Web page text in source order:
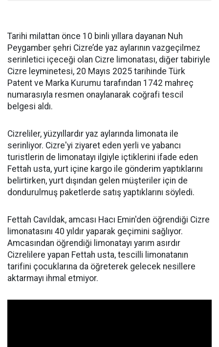
Tarihi milattan önce 10 binli yıllara dayanan Nuh
Peygamber şehri Cizre’de yaz aylarının vazgeçilmez
serinletici içeceği olan Cizre limonatası, diğer tabiriyle
Cizre leyminetesi, 20 Mayıs 2025 tarihinde Türk
Patent ve Marka Kurumu tarafından 1742 mahreç
numarasıyla resmen onaylanarak coğrafi tescil
belgesi aldı.
Cizreliler, yüzyıllardır yaz aylarında limonata ile
serinliyor. Cizre'yi ziyaret eden yerli ve yabancı
turistlerin de limonatayı ilgiyle içtiklerini ifade eden
Fettah usta, yurt içine kargo ile gönderim yaptıklarını
belirtirken, yurt dışından gelen müşteriler için de
dondurulmuş paketlerde satış yaptıklarını söyledi.
Fettah Cavıldak, amcası Hacı Emin'den öğrendiği Cizre
limonatasını 40 yıldır yaparak geçimini sağlıyor.
Amcasından öğrendiği limonatayı yarım asırdır
Cizrelilere yapan Fettah usta, tescilli limonatanın
tarifini çocuklarına da öğreterek gelecek nesillere
aktarmayı ihmal etmiyor.